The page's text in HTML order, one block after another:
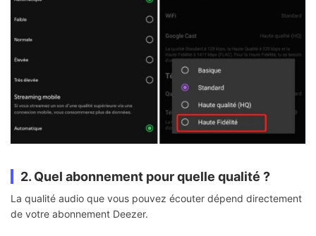
2. Quel abonnement pour quelle qualité ?
La qualité audio que vous pouvez écouter dépend directement
de votre abonnement Deezer.